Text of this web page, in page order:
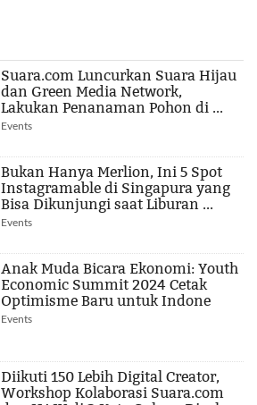
Suara.com Luncurkan Suara Hijau
dan Green Media Network,
Lakukan Penanaman Pohon di ...
Events
Bukan Hanya Merlion, Ini 5 Spot
Instagramable di Singapura yang
Bisa Dikunjungi saat Liburan ...
Events
Anak Muda Bicara Ekonomi: Youth
Economic Summit 2024 Cetak
Optimisme Baru untuk Indone
Events
Diikuti 150 Lebih Digital Creator,
Workshop Kolaborasi Suara.com